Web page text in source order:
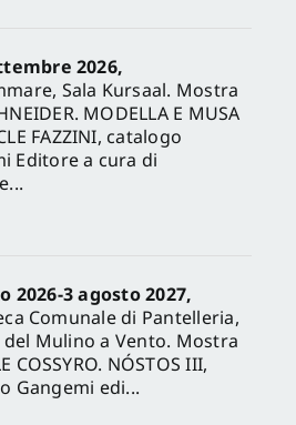
2026,
Sala Kursaal. Mostra
MODELLA E MUSA
FAZZINI, catalogo
Editore a cura di
2026-3 agosto 2027,
Comunale di Pantelleria,
del Mulino a Vento. Mostra
COSSYRO. NÓSTOS III,
Gangemi edi...